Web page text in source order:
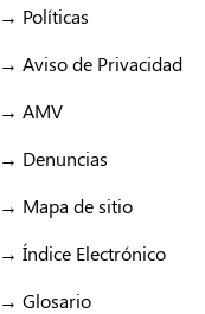
→ Políticas
→ Aviso de Privacidad
→ AMV
→ Denuncias
→ Mapa de sitio
→ Índice Electrónico
→ Glosario